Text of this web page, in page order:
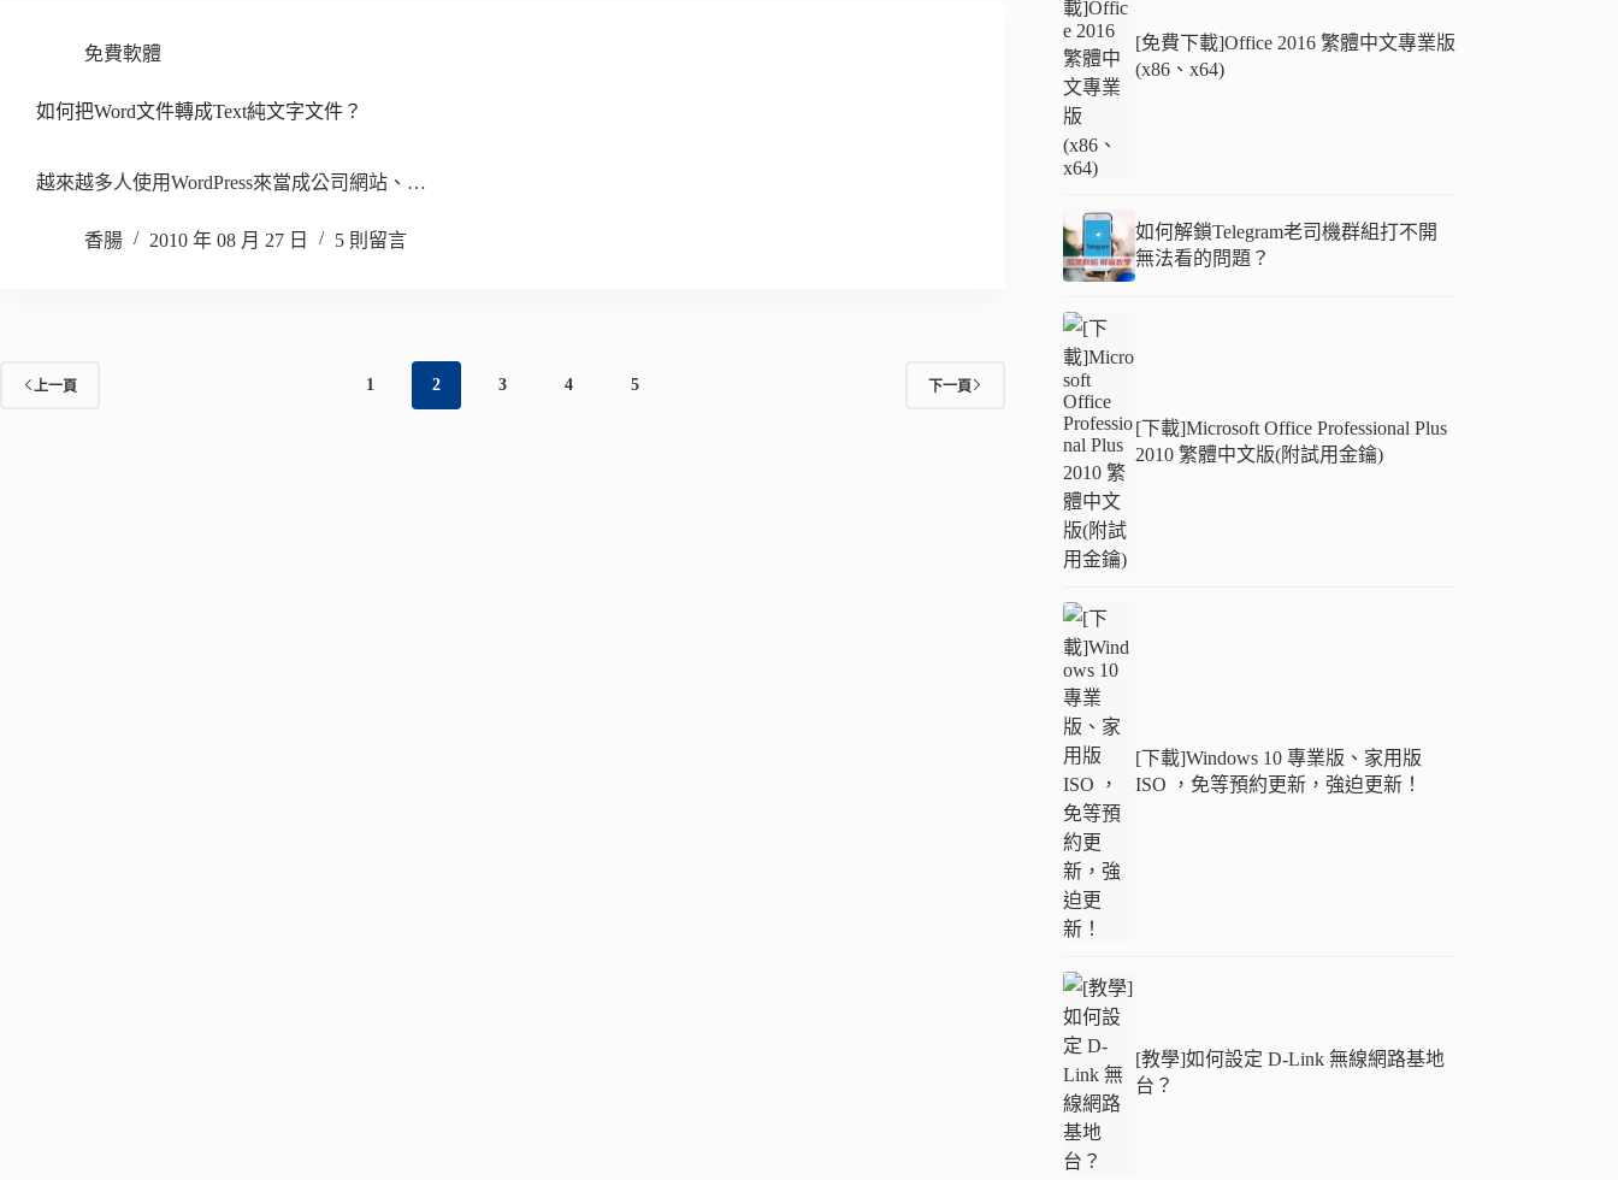
免費軟體
如何把Word文件轉成Text純文字文件？
越來越多人使用WordPress來當成公司網站、…
香腸 2010 年 08 月 27 日 5 則留言
上一頁 1 2 3 4 5 下一頁
[免費下載]Office 2016 繁體中文專業版
(x86、x64)
如何解鎖Telegram老司機群組打不開
無法看的問題？
[下載]Microsoft Office Professional Plus
2010 繁體中文版(附試用金鑰)
[下載]Windows 10 專業版、家用版
ISO ，免等預約更新，強迫更新！
[教學]如何設定 D-Link 無線網路基地
台？